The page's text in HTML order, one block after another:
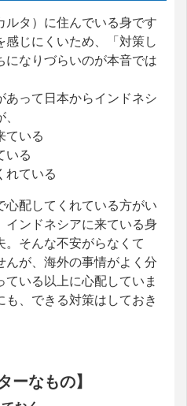
タ）に住んでいる身です
じにくいため、「対策し
になりづらいのが本音では
あって日本からインドネシ
ている
いる
れている
心配してくれている方がい
インドネシアに来ている身
。そんな不安がらなくて
んが、海外の事情がよく分
いる以上に心配していま
、できる対策はしておき
ーなもの】